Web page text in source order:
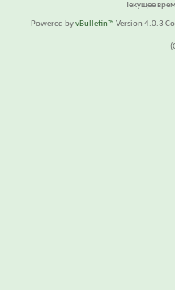
Текущее
Powered byvBulletin™ Version 4.0.3